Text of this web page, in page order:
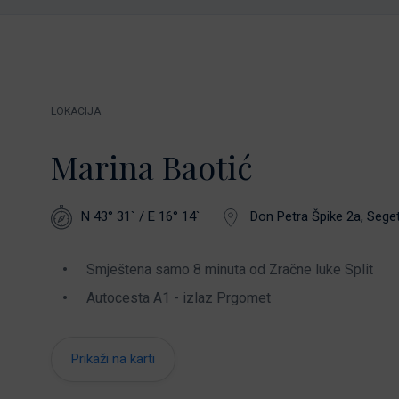
LOKACIJA
Marina Baotić
N 43° 31` / E 16° 14` Don Petra Špike 2a,
Smještena samo 8 minuta od Zračne luke Split
Autocesta A1 - izlaz Prgomet
Prikaži na karti